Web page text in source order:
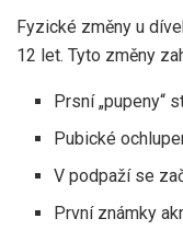
Fyzické změny u
12 let. Tyto změny
Prsní „pupeny“
Pubické
V podpaží se
První známky